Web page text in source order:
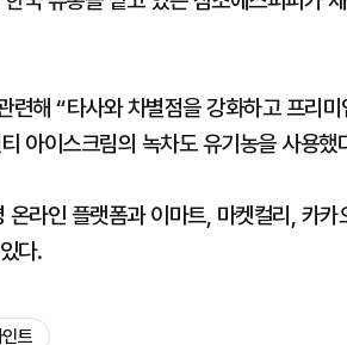
해 “타사와 차별점을 강화하고 프리미
아이스크림의 녹차도 유기농을 사용했
라인 플랫폼과 이마트, 마켓컬리, 카
다.
트